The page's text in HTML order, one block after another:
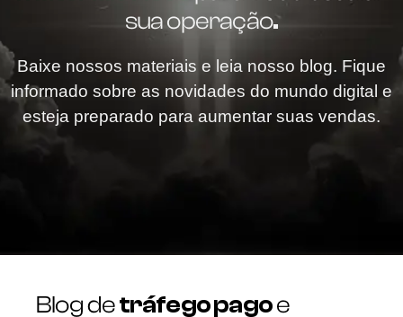
sua operação.
Baixe nossos materiais e leia nosso blog. Fique
informado sobre as novidades do mundo digital e
esteja preparado para aumentar suas vendas.
Blog detráfego pagoe